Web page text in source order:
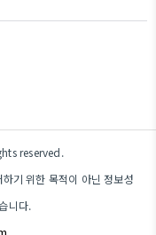
reserved.
기 위한 목적이 아닌 정보성
니다.